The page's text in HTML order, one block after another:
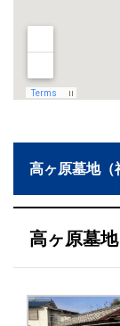
高ヶ原墓地（
高ヶ原墓